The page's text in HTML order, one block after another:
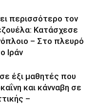
περισσότερο τον
Κατάσχεσε
– Στο πλευρό
Ιράν
έξι μαθητές που
και κάνναβη σε
–